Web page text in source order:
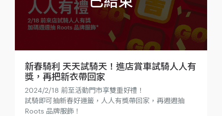
新春騎利 天天試騎天！進店賞車試騎人人有
獎，再把新衣帶回家
2024/2/18 前至活動門市享雙重好禮！
試騎即可抽新春好運籤，人人有獎帶回家，再週週抽
Roots 品牌服飾！